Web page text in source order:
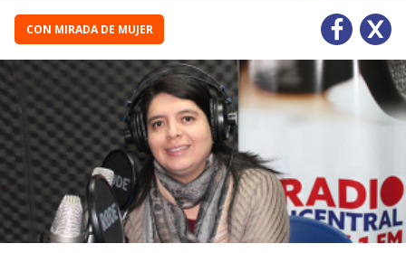
CON MIRADA DE MUJER